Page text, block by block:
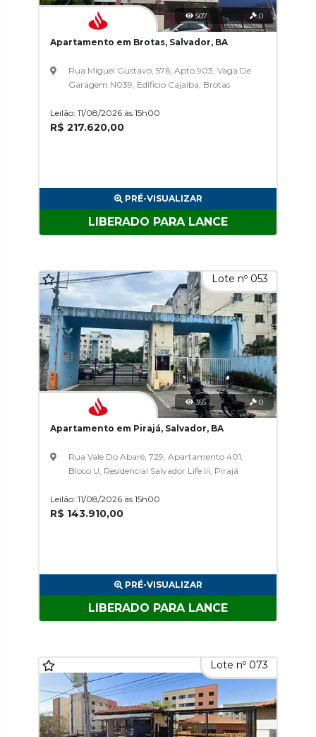
507 0
Apartamento em Brotas, Salvador, BA
Rua Miguel Gustavo, 576, Apto 903, Vaga De
Garagem N039, Edificio Cajaiba, Brotas
Leilão: 11/08/2026 às 15h00
R$ 217.620,00
PRÉ-VISUALIZAR
LIBERADO PARA LANCE
Lote nº 053
355 0
Apartamento em Pirajá, Salvador, BA
Rua Vale Do Abaré, 729, Apartamento 401,
Bloco U, Residencial Salvador Life Iii, Pirajá
Leilão: 11/08/2026 às 15h00
R$ 143.910,00
PRÉ-VISUALIZAR
LIBERADO PARA LANCE
Lote nº 073